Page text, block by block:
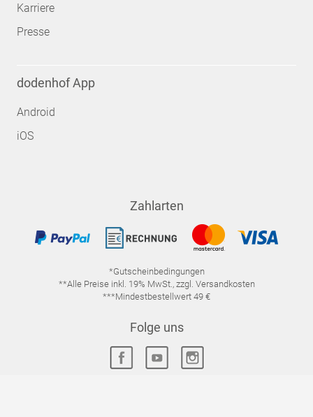
Karriere
Presse
dodenhof App
Android
iOS
Zahlarten
*Gutscheinbedingungen
**Alle Preise inkl. 19% MwSt., zzgl. Versandkosten
***Mindestbestellwert 49 €
Folge uns